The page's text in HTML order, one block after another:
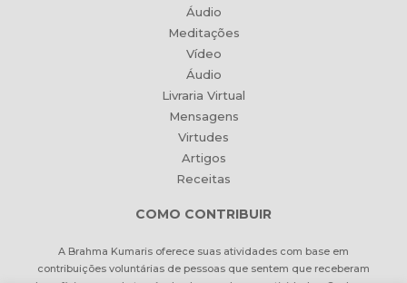
Áudio
Meditações
Vídeo
Áudio
Livraria Virtual
Mensagens
Virtudes
Artigos
Receitas
COMO CONTRIBUIR
A Brahma Kumaris oferece suas atividades com base em
contribuições voluntárias de pessoas que sentem que receberam